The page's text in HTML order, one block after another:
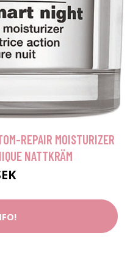
REPAIR MOISTURIZER
NATTKRÄM